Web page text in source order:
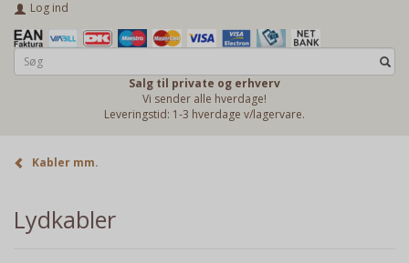
Log ind
Salg til private og erhverv
Vi sender alle hverdage!
Leveringstid: 1-3 hverdage v/lagervare.
Kabler mm.
Lydkabler